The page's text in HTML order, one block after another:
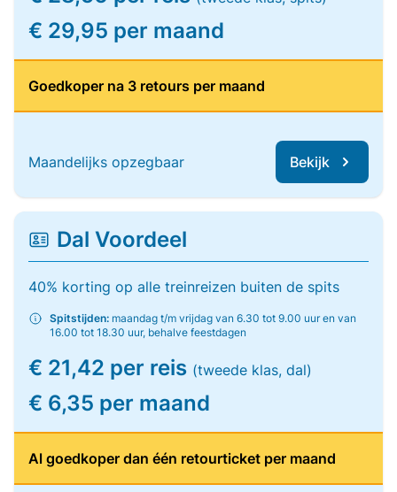
€ 29,95 per maand
Goedkoper na 3 retours per maand
Maandelijks opzegbaar Bekijk
Dal Voordeel
40% korting op alle treinreizen buiten de spits
Spitstijden: maandag t/m vrijdag van 6.30 tot 9.00 uur en van
16.00 tot 18.30 uur, behalve feestdagen
€ 21,42 per reis (tweede klas, dal)
€ 6,35 per maand
Al goedkoper dan één retourticket per maand